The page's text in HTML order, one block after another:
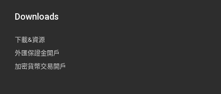
Downloads
下載&資源
外匯保證金開戶
加密貨幣交易開戶